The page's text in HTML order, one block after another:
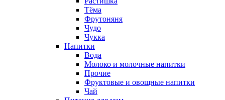
Тёма
Фрутоняня
Чудо
Чукка
Напитки
Вода
Молоко и молочные напитки
Прочие
Фруктовые и овощные напитки
Чай